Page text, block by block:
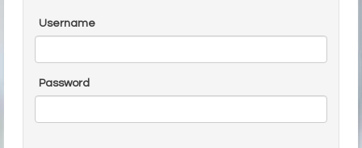
Username
Password